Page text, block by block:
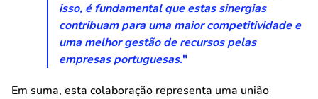
isso, é fundamental que estas sinergias
contribuam para uma maior competitividade e
uma melhor gestão de recursos pelas
empresas portuguesas."
Em suma, esta colaboração representa uma união